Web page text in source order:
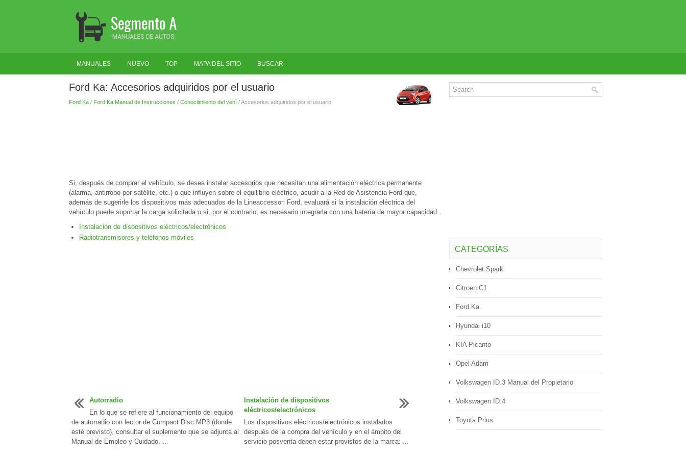
MANUALES NUEVO TOP MAPA DEL SITIO BUSCAR
Ford Ka: Accesorios adquiridos por el usuario
Ford Ka/ Ford Ka Manual de Instrucciones / Conociimiiento del vehí/ Accesorios adquiridos por el usuario
Si, después de comprar el vehículo, se desea instalar accesorios que necesitan una alimentación eléctrica permanente
(alarma, antirrobo por satélite, etc.) o que influyen sobre el equilibrio eléctrico, acudir a la Red de Asistencia Ford que,
además de sugerirle los dispositivos más adecuados de la Lineaccessori Ford, evaluará si la instalación eléctrica del
vehículo puede soportar la carga solicitada o si, por el contrario, es necesario integrarla con una batería de mayor capacidad.
Instalación de dispositivos eléctricos/electrónicos
Radiotransmisores y teléfonos móviles
Autorradio
En lo que se refiere al funcionamiento del equipo
de autorradio con lector de Compact Disc MP3 (donde
esté previsto), consultar el suplemento que se adjunta al
Manual de Empleo y Cuidado. ...
Instalación de dispositivos
eléctricos/electrónicos
Los dispositivos eléctricos/electrónicos instalados
después de la compra del vehículo y en el ámbito del
servicio posventa deben estar provistos de la marca: ...
CATEGORÍAS
Chevrolet Spark
Citroen C1
Ford Ka
Hyundai i10
KIA Picanto
Opel Adam
Volkswagen ID.3 Manual del Propietario
Volkswagen ID.4
Toyota Prius